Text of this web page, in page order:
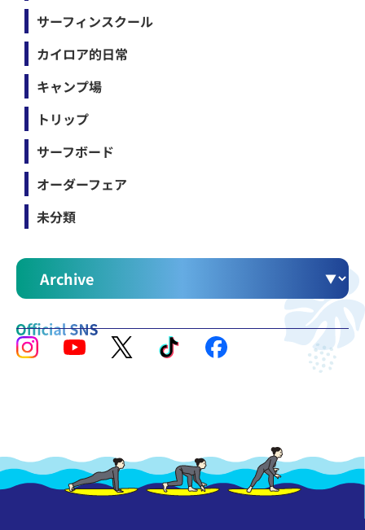
サーフィンスクール
カイロア的日常
キャンプ場
トリップ
サーフボード
オーダーフェア
未分類